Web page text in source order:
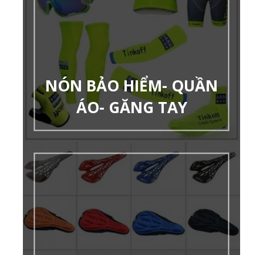
NÓN BẢO HIỂM- QUẦN
ÁO- GĂNG TAY